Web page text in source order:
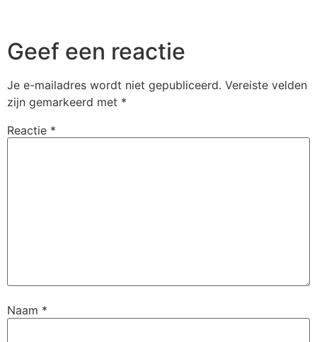
Geef een reactie
Je e-mailadres wordt niet gepubliceerd. Vereiste velden
zijn gemarkeerd met *
Reactie *
Naam *